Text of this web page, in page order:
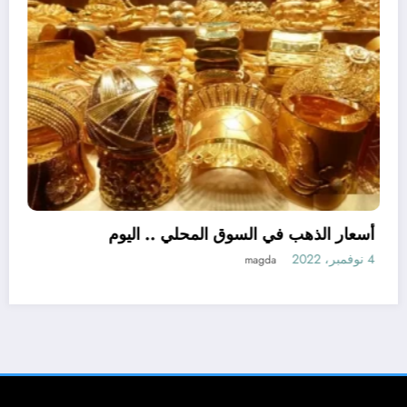
اللواء هشام آمنة : تمويل 394 مشروعاً صغيراً
الصغر بجملة استثمارات 6 ملايين جنيه
نبض مصر الحره